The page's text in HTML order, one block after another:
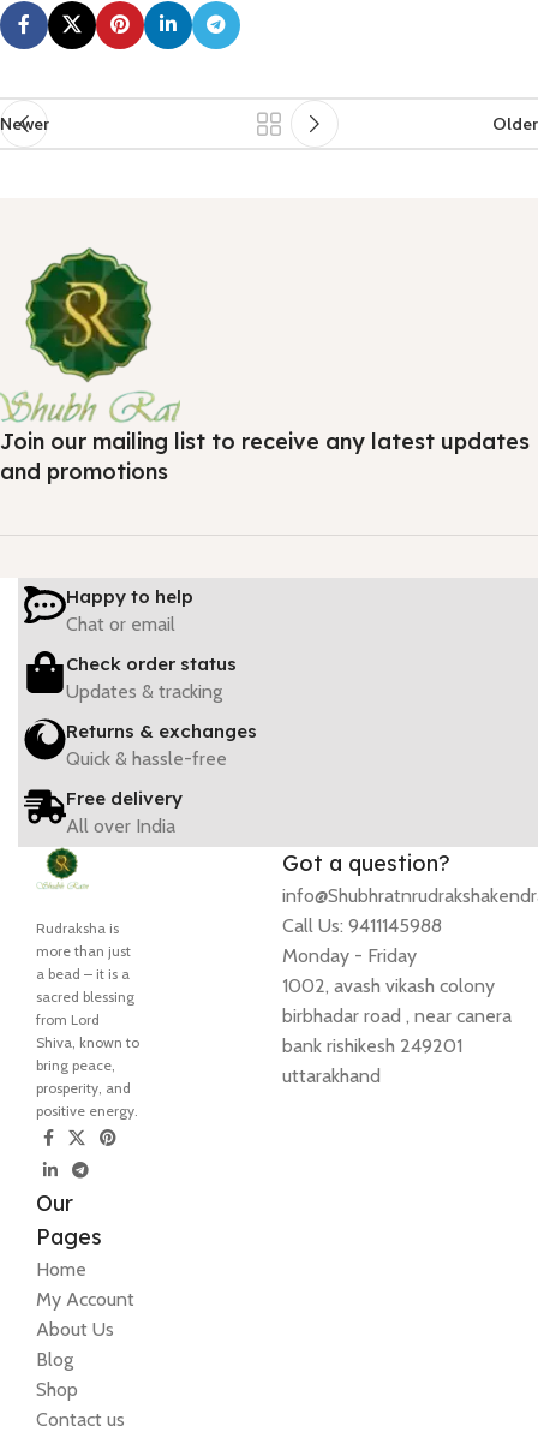
Newer Older
Join our mailing list to receive any latest updates
and promotions
Happy to help
Chat or email
Check order status
Updates & tracking
Returns & exchanges
Quick & hassle-free
Free delivery
All over India
Rudraksha is
more than just
a bead – it is a
sacred blessing
from Lord
Shiva, known to
bring peace,
prosperity, and
positive energy.
Our
Pages
Home
My Account
About Us
Blog
Shop
Contact us
Got a question?
Call Us: 9411145988
Monday - Friday
1002, avash vikash colony
birbhadar road , near canera
bank rishikesh 249201
uttarakhand